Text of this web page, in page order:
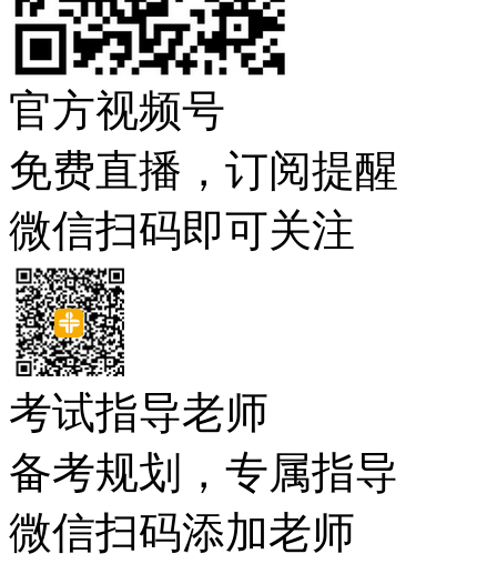
官方视频号
免费直播，订阅提醒
微信扫码即可关注
考试指导老师
备考规划，专属指导
微信扫码添加老师